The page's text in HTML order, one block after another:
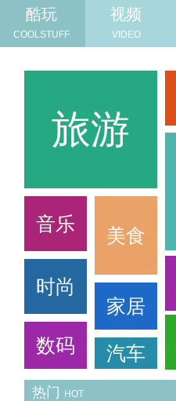
酷玩
COOLSTUFF
视频
VIDEO
旅游
音乐
美食
时尚
数码
家居
汽车
旅游
热门 HOT